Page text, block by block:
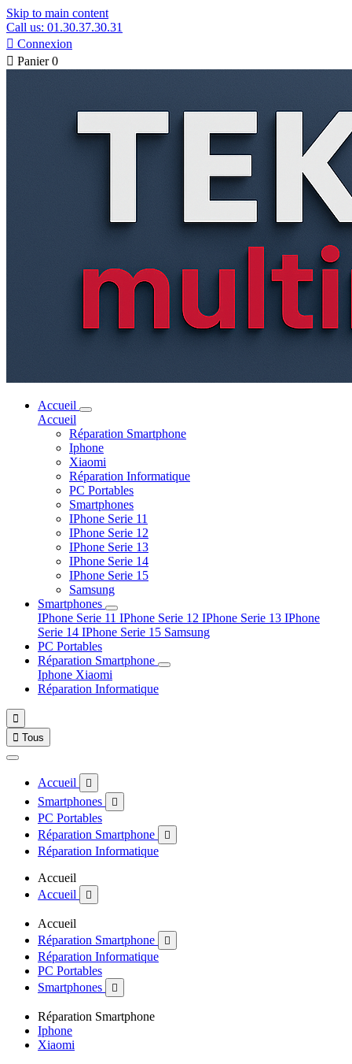
Skip to main content
Call us: 01.30.37.30.31
 Connexion
 Panier 0
Accueil
Accueil
Réparation Smartphone
Iphone
Xiaomi
Réparation Informatique
PC Portables
Smartphones
IPhone Serie 11
IPhone Serie 12
IPhone Serie 13
IPhone Serie 14
IPhone Serie 15
Samsung
Smartphones
IPhone Serie 11 IPhone Serie 12 IPhone Serie 13 IPhone
Serie 14 IPhone Serie 15 Samsung
PC Portables
Réparation Smartphone
Iphone Xiaomi
Réparation Informatique

 Tous
Accueil 
Smartphones 
PC Portables
Réparation Smartphone

Réparation Informatique
Accueil
Accueil

Accueil
Réparation Smartphone

Réparation Informatique
PC Portables
Smartphones

Réparation Smartphone
Iphone
Xiaomi